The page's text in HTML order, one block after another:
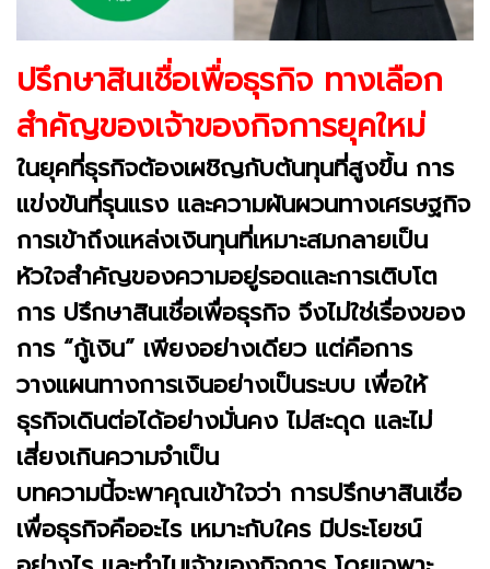
ปรึกษาสินเชื่อเพื่อธุรกิจ ทางเลือก
สำคัญของเจ้าของกิจการยุคใหม่
ในยุคที่ธุรกิจต้องเผชิญกับต้นทุนที่สูงขึ้น การ
แข่งขันที่รุนแรง และความผันผวนทางเศรษฐกิจ
การเข้าถึงแหล่งเงินทุนที่เหมาะสมกลายเป็น
หัวใจสำคัญของความอยู่รอดและการเติบโต
การ ปรึกษาสินเชื่อเพื่อธุรกิจ จึงไม่ใช่เรื่องของ
การ “กู้เงิน” เพียงอย่างเดียว แต่คือการ
วางแผนทางการเงินอย่างเป็นระบบ เพื่อให้
ธุรกิจเดินต่อได้อย่างมั่นคง ไม่สะดุด และไม่
เสี่ยงเกินความจำเป็น
บทความนี้จะพาคุณเข้าใจว่า การปรึกษาสินเชื่อ
เพื่อธุรกิจคืออะไร เหมาะกับใคร มีประโยชน์